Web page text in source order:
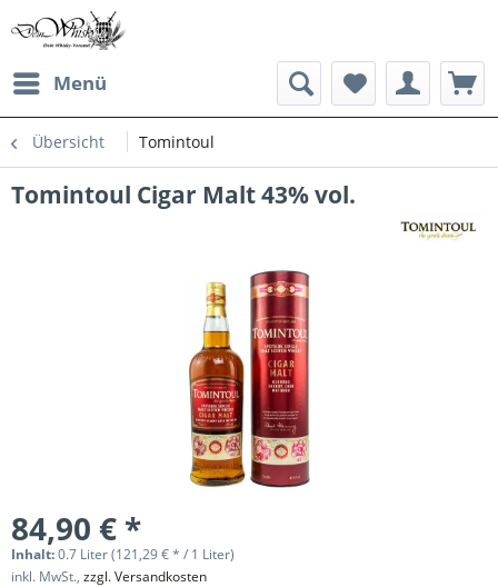
Menü
Übersicht Tomintoul
Tomintoul Cigar Malt 43% vol.
84,90 € *
Inhalt:0.7 Liter (121,29 € * / 1 Liter)
inkl. MwSt., zzgl. Versandkosten